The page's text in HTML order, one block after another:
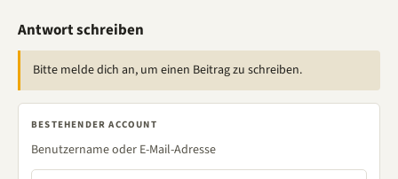
Antwort schreiben
Bitte melde dich an, um einen Beitrag zu schreiben.
BESTEHENDER ACCOUNT
Benutzername oder E-Mail-Adresse